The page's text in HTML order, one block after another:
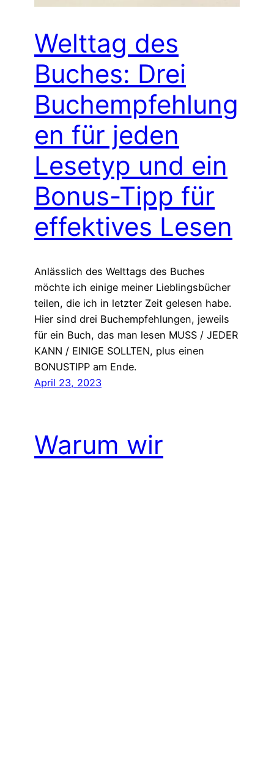
Welttag des
Buches: Drei
Buchempfehlung
en für jeden
Lesetyp und ein
Bonus-Tipp für
effektives Lesen
Anlässlich des Welttags des Buches
möchte ich einige meiner Lieblingsbücher
teilen, die ich in letzter Zeit gelesen habe.
Hier sind drei Buchempfehlungen, jeweils
für ein Buch, das man lesen MUSS / JEDER
KANN / EINIGE SOLLTEN, plus einen
BONUSTIPP am Ende.
April 23, 2023
Warum wir